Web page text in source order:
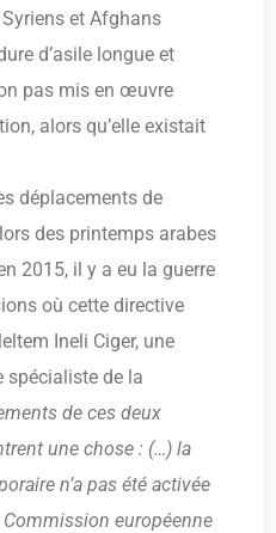
et Afghans
d’asile longue et
pas mis en œuvre
alors qu’elle existait
déplacements de
des printemps arabes
2015, il y a eu la guerre
où cette directive
Ineli Ciger, une
spécialiste de la
de ces deux
une chose : (…) la
n’a pas été activée
européenne